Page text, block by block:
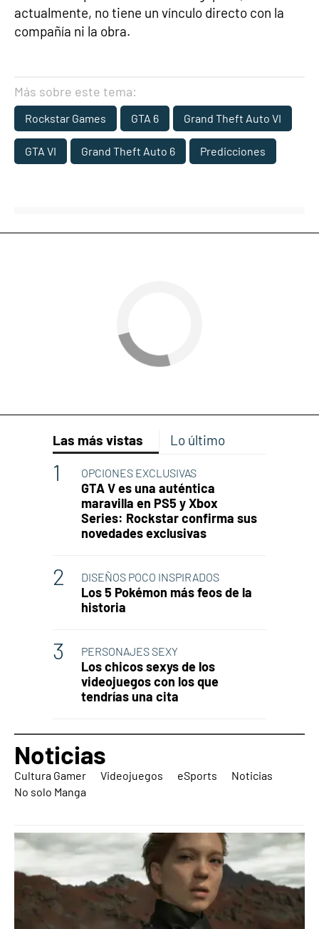
actualmente, no tiene un vínculo directo con la
compañía ni la obra.
Más sobre este tema:
Rockstar Games GTA 6 Grand Theft Auto VI
GTA VI Grand Theft Auto 6 Predicciones
Las más vistas Lo último
OPCIONES EXCLUSIVAS
GTA V es una auténtica
maravilla en PS5 y Xbox
Series: Rockstar confirma sus
novedades exclusivas
DISEÑOS POCO INSPIRADOS
Los 5 Pokémon más feos de la
historia
PERSONAJES SEXY
Los chicos sexys de los
videojuegos con los que
tendrías una cita
Noticias
Cultura Gamer Videojuegos eSports
Noticias
No solo Manga